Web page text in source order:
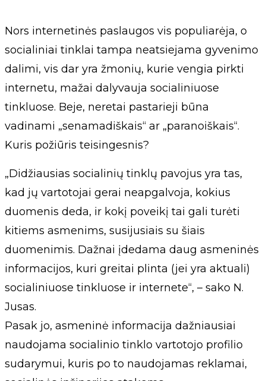
Nors internetinės paslaugos vis populiarėja, o
socialiniai tinklai tampa neatsiejama gyvenimo
dalimi, vis dar yra žmonių, kurie vengia pirkti
internetu, mažai dalyvauja socialiniuose
tinkluose. Beje, neretai pastarieji būna
vadinami „senamadiškais“ ar „paranoiškais“.
Kuris požiūris teisingesnis?
„Didžiausias socialinių tinklų pavojus yra tas,
kad jų vartotojai gerai neapgalvoja, kokius
duomenis deda, ir kokį poveikį tai gali turėti
kitiems asmenims, susijusiais su šiais
duomenimis. Dažnai įdedama daug asmeninės
informacijos, kuri greitai plinta (jei yra aktuali)
socialiniuose tinkluose ir internete“, – sako N.
Jusas.
Pasak jo, asmeninė informacija dažniausiai
naudojama socialinio tinklo vartotojo profilio
sudarymui, kuris po to naudojamas reklamai,